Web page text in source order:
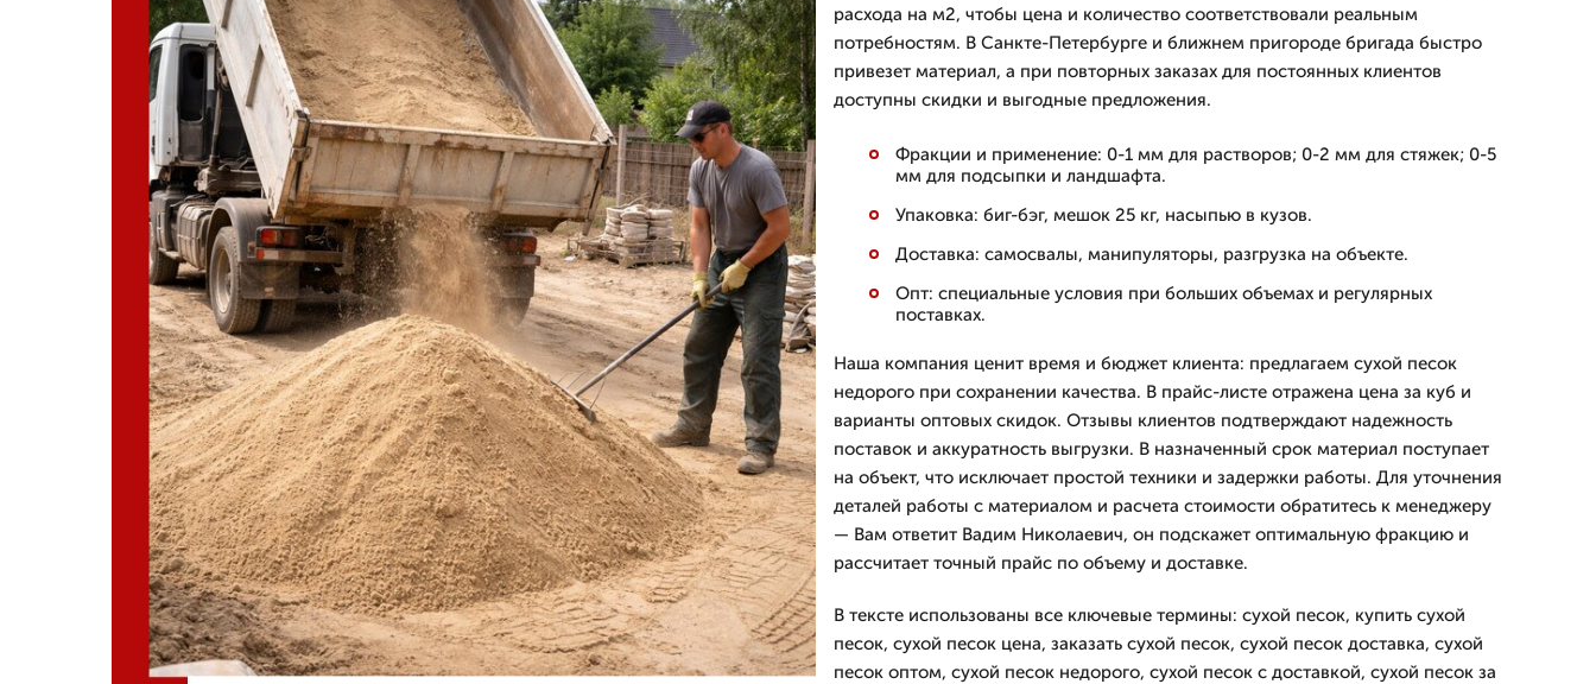
расхода на м2, чтобы цена и количество соответствовали реальным
потребностям. В Санкте-Петербурге и ближнем пригороде бригада быстро
привезет материал, а при повторных заказах для постоянных клиентов
доступны скидки и выгодные предложения.
Фракции и применение: 0-1 мм для растворов; 0-2 мм для стяжек; 0-5
мм для подсыпки и ландшафта.
Упаковка: биг-бэг, мешок 25 кг, насыпью в кузов.
Доставка: самосвалы, манипуляторы, разгрузка на объекте.
Опт: специальные условия при больших объемах и регулярных
поставках.
Наша компания ценит время и бюджет клиента: предлагаем сухой песок
недорого при сохранении качества. В прайс-листе отражена цена за куб и
варианты оптовых скидок. Отзывы клиентов подтверждают надежность
поставок и аккуратность выгрузки. В назначенный срок материал поступает
на объект, что исключает простой техники и задержки работы. Для уточнения
деталей работы с материалом и расчета стоимости обратитесь к менеджеру
— Вам ответит Вадим Николаевич, он подскажет оптимальную фракцию и
рассчитает точный прайс по объему и доставке.
В тексте использованы все ключевые термины: сухой песок, купить сухой
песок, сухой песок цена, заказать сухой песок, сухой песок доставка, сухой
песок оптом, сухой песок недорого, сухой песок с доставкой, сухой песок за